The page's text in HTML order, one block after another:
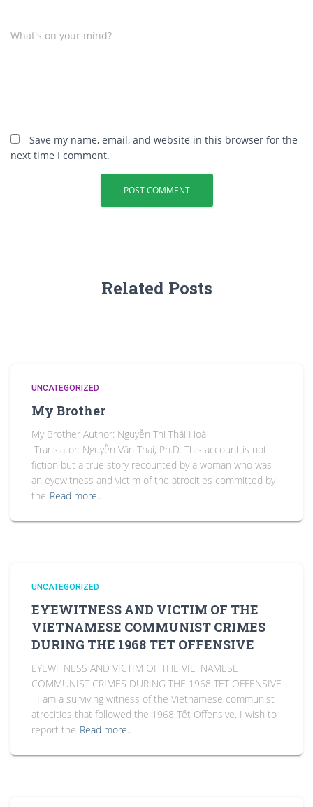
What's on your mind?
Save my name, email, and website in this browser for the
next time I comment.
Related Posts
UNCATEGORIZED
My Brother
My Brother Author: Nguyễn Thị Thái Hoà
Translator: Nguyễn Văn Thái, Ph.D. This account is not
fiction but a true story recounted by a woman who was
an eyewitness and victim of the atrocities committed by
the Read more…
UNCATEGORIZED
EYEWITNESS AND VICTIM OF THE
VIETNAMESE COMMUNIST CRIMES
DURING THE 1968 TET OFFENSIVE
EYEWITNESS AND VICTIM OF THE VIETNAMESE
COMMUNIST CRIMES DURING THE 1968 TET OFFENSIVE
I am a surviving witness of the Vietnamese communist
atrocities that followed the 1968 Tết Offensive. I wish to
report the Read more…